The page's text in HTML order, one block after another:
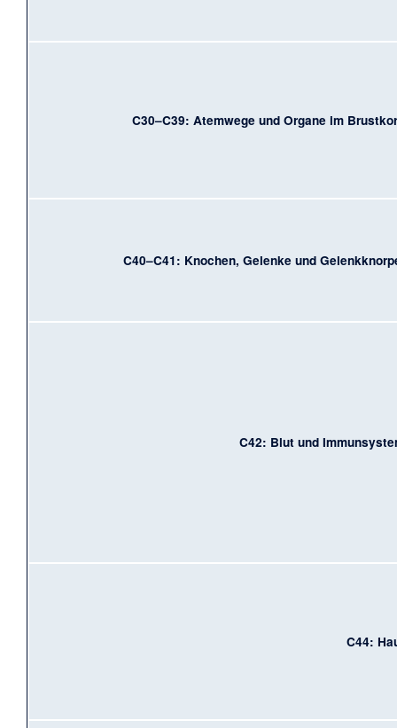
C30–C39: Atemwege und Organe im
C40–C41: Knochen, Gelenke und
C42: Blut und
C44: